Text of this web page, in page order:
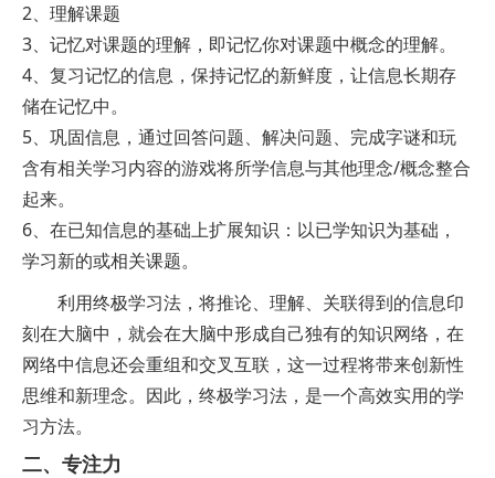
2、理解课题
3、记忆对课题的理解，即记忆你对课题中概念的理解。
4、复习记忆的信息，保持记忆的新鲜度，让信息长期存
储在记忆中。
5、巩固信息，通过回答问题、解决问题、完成字谜和玩
含有相关学习内容的游戏将所学信息与其他理念/概念整合
起来。
6、在已知信息的基础上扩展知识：以已学知识为基础，
学习新的或相关课题。
利用终极学习法，将推论、理解、关联得到的信息印
刻在大脑中，就会在大脑中形成自己独有的知识网络，在
网络中信息还会重组和交叉互联，这一过程将带来创新性
思维和新理念。因此，终极学习法，是一个高效实用的学
习方法。
二、专注力